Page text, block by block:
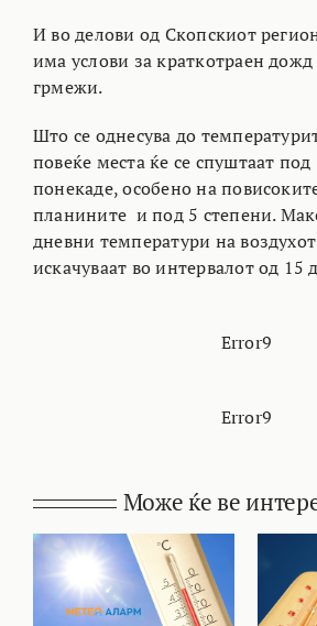
И во делови од Скопскиот
има услови за краткотраен дожд
грмежи.
Што се однесува до
повеќе места ќе се спуштаат
понекаде, особено на
планините и под 5 степени.
дневни температури на
искачуваат во интервалот од 15
Error9
Error9
Може ќе ве